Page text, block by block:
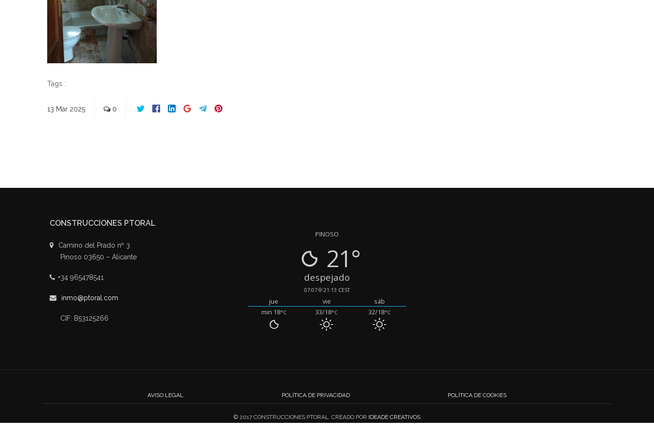
Tags :
13 Mar 2025 0
CONSTRUCCIONES PTORAL
Camino del Prado nº 3
Pinoso 03650 – Alicante
+34 965478541
inmo@ptoral.com
CIF: B53125266
PINOSO
21°
despejado
07:07 21:13 CEST
jue vie
sáb
min 18°C 33/18°C 32/18°C
AVISO LEGAL POLÍTICA DE PRIVACIDAD POLÍTICA DE COOKIES
© 2017 CONSTRUCCIONES PTORAL. CREADO POR IDEADE CREATIVOS